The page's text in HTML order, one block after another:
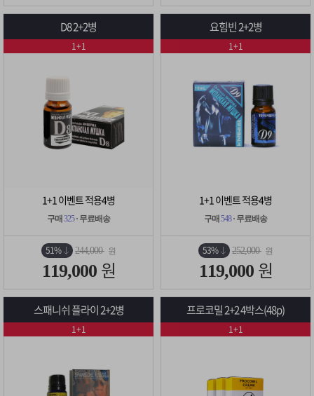
D8 2+2병
1+1 이벤트 적용4병
구매 325· 무료배송
51% 244,000 원
119,000 원
1+1
요힘빈 2+2병
1+1 이벤트 적용4병
구매 548· 무료배송
53% 252,000 원
119,000 원
1+1
스패니쉬 플라이 2+2병
1+1
프로코밀 2+2 4박스(48p)
1+1